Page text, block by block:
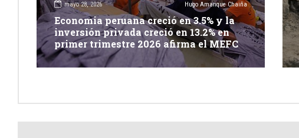
mayo 28, 2026 Hugo Amanque Chaiña
Economia peruana creció en 3.5% y la
inversión privada creció en 13.2% en
primer trimestre 2026 afirma el MEFC